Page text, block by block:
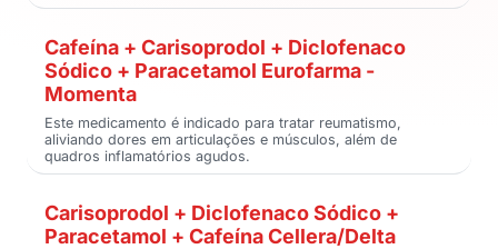
Cafeína + Carisoprodol + Diclofenaco
Sódico + Paracetamol Eurofarma -
Momenta
Este medicamento é indicado para tratar reumatismo,
aliviando dores em articulações e músculos, além de
quadros inflamatórios agudos.
Carisoprodol + Diclofenaco Sódico +
Paracetamol + Cafeína Cellera/Delta